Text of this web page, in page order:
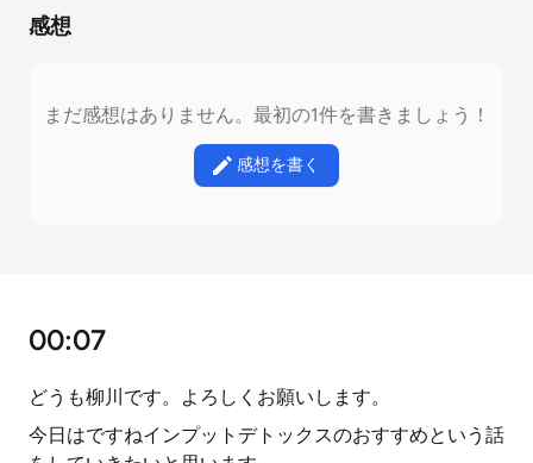
感想
まだ感想はありません。最初の1件を書きましょう！
感想を書く
00:07
どうも柳川です。よろしくお願いします。
今日はですねインプットデトックスのおすすめという話